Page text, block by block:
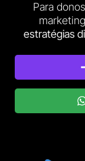
Para
estratégias